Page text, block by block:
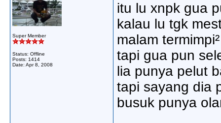
Super Member
Status: Offline
Posts: 1414
Date: Apr 8, 2008
itu lu xnpk gua
kalau lu tgk
malam
tapi gua pun
lia punya pelut
tapi sayang dia
busuk punya